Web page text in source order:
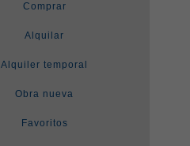
Comprar
Alquilar
Alquiler temporal
Obra nueva
Favoritos